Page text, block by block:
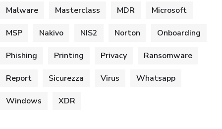
Malware Masterclass MDR Microsoft
MSP Nakivo NIS2 Norton Onboarding
Phishing Printing Privacy Ransomware
Report Sicurezza Virus Whatsapp
Windows XDR